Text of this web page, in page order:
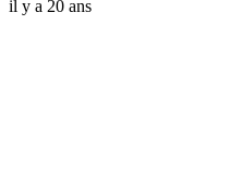
il y a 20 ans